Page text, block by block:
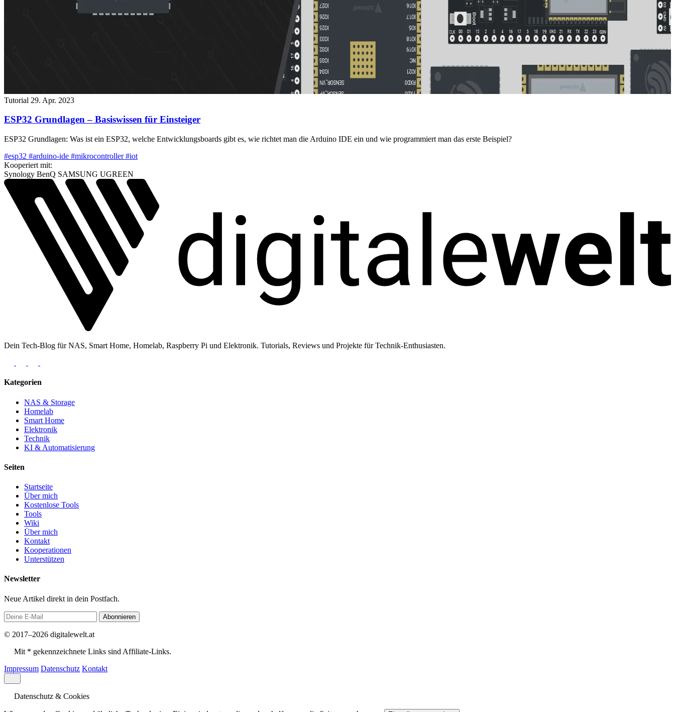
Tutorial 29. Apr. 2023
ESP32 Grundlagen – Basiswissen für Einsteiger
ESP32 Grundlagen: Was ist ein ESP32, welche Entwicklungsboards gibt es, wie richtet man die Arduino IDE ein und wie programmiert man das erste Beispiel?
#esp32 #arduino-ide #mikrocontroller#iot
Kooperiert mit:
Synology BenQ SAMSUNG UGREEN
Dein Tech-Blog für NAS, Smart Home, Homelab, Raspberry Pi und Elektronik. Tutorials, Reviews und Projekte für Technik-Enthusiasten.
Kategorien
NAS & Storage
Homelab
Smart Home
Elektronik
Technik
KI & Automatisierung
Seiten
Startseite
Über mich
Kostenlose Tools
Tools
Wiki
Über mich
Kontakt
Kooperationen
Unterstützen
Newsletter
Neue Artikel direkt in dein Postfach.
Abonnieren
© 2017–2026 digitalewelt.at
Mit * gekennzeichnete Links sind Affiliate-Links.
Impressum Datenschutz Kontakt
Datenschutz & Cookies